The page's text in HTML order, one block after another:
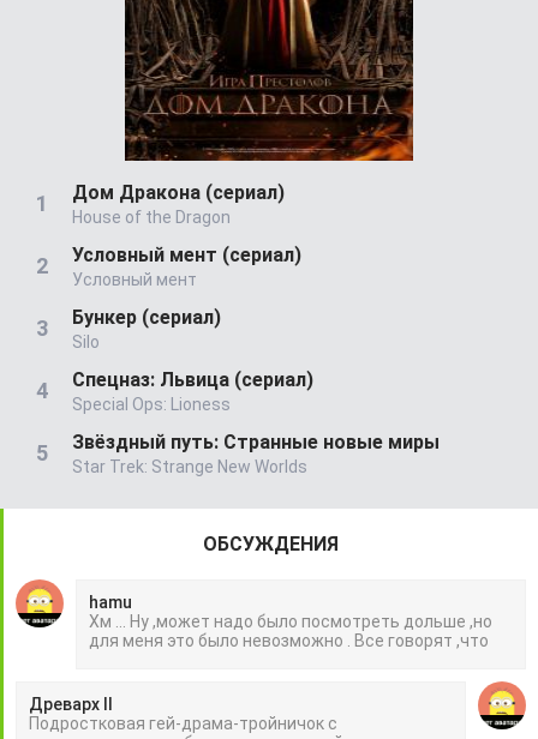
Дом Дракона (сериал)
House of the Dragon
Условный мент (сериал)
Условный мент
Бункер (сериал)
Silo
Спецназ: Львица (сериал)
Special Ops: Lioness
Звёздный путь: Странные новые миры
Star Trek: Strange New Worlds
ОБСУЖДЕНИЯ
hamu
Хм ... Ну ,может надо было посмотреть дольше ,но
для меня это было невозможно . Все говорят ,что
Древарх II
Подростковая гей-драма-тройничок с